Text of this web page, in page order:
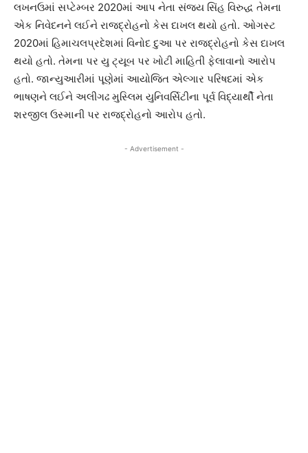
લખનઉમાં સપ્ટેમ્બર 2020માં આપ નેતા સંજય સિંહ વિરુદ્ધ તેમના
એક નિવેદનને લઈને રાજદ્રોહનો કેસ દાખલ થયો હતો. ઓગસ્ટ
2020માં હિમાચલપ્રદેશમાં વિનોદ દુઆ પર રાજદ્રોહનો કેસ દાખલ
થયો હતો. તેમના પર યુ ટ્યૂબ પર ખોટી માહિતી ફેલાવાનો આરોપ
હતો. જાન્યુઆરીમાં પૂણેમાં આયોજિત એલ્ગાર પરિષદમાં એક
ભાષણને લઈને અલીગઢ મુસ્લિમ યુનિવર્સિટીના પૂર્વ વિદ્યાર્થી નેતા
શરજીલ ઉસ્માની પર રાજદ્રોહનો આરોપ હતો.
- Advertisement -